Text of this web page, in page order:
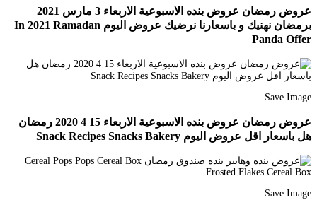
عروض رمضان عروض بنده الاسبوعية الاربعاء 3 مارس 2021
برمضان نهنيك و باسعارنا نرضيك عروض اليوم In 2021 Ramadan
Panda Offer
Save Image
عروض رمضان عروض بنده الاسبوعية الاربعاء 15 4 2020 رمضان
هل باسعار اقل عروض اليوم Snack Recipes Snacks Bakery
Save Image